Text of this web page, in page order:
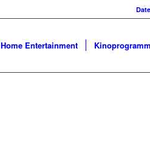
Home Entertainment Kinoprogramm